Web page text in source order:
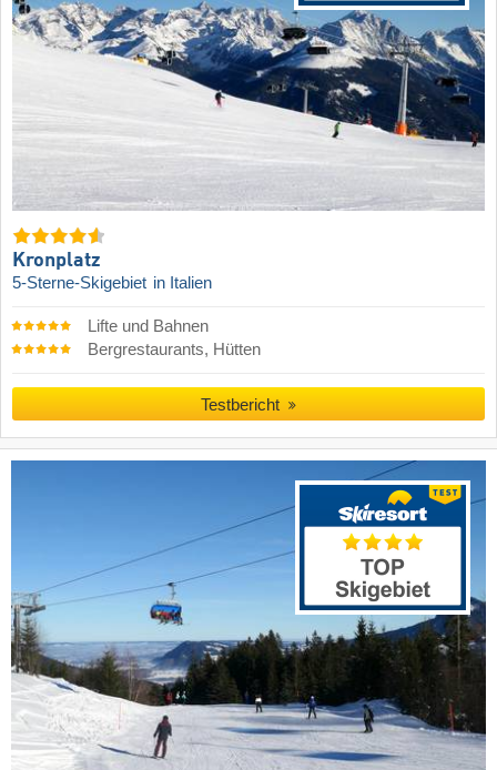
Kronplatz
5-Sterne-Skigebiet in Italien
Lifte und Bahnen
Bergrestaurants, Hütten
Testbericht